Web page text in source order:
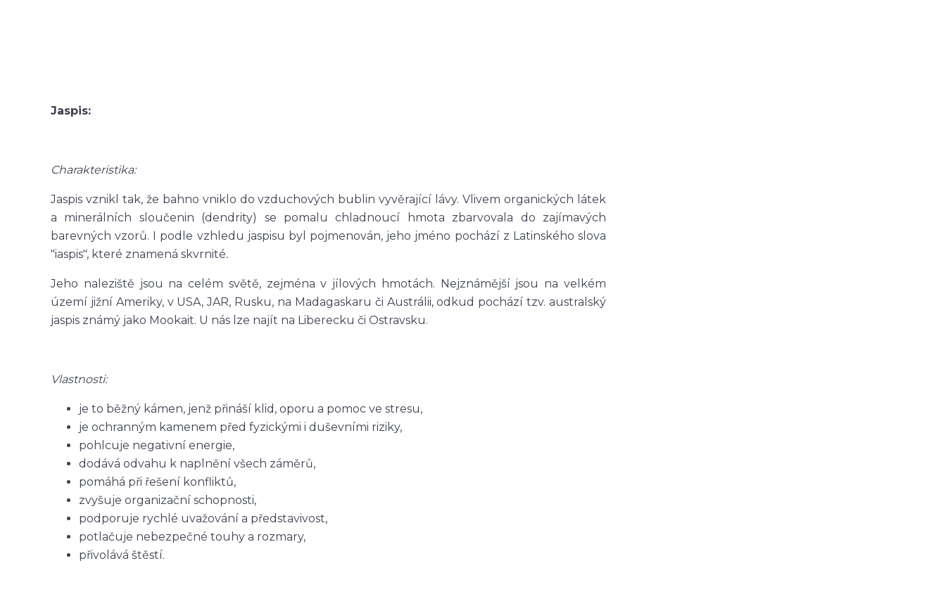
Jaspis:
Charakteristika:
Jaspis vznikl tak, že bahno vniklo do vzduchových bublin vyvěrající lávy. Vlivem organických látek
a minerálních sloučenin (dendrity) se pomalu chladnoucí hmota zbarvovala do zajímavých
barevných vzorů. I podle vzhledu jaspisu byl pojmenován, jeho jméno pochází z Latinského slova
"iaspis", které znamená skvrnité.
Jeho naleziště jsou na celém světě, zejména v jílových hmotách. Nejznámější jsou na velkém
území jižní Ameriky, v USA, JAR, Rusku, na Madagaskaru či Austrálii, odkud pochází tzv. australský
jaspis známý jako Mookait. U nás lze najít na Liberecku či Ostravsku.
Vlastnosti:
je to běžný kámen, jenž přináší klid, oporu a pomoc ve stresu,
je ochranným kamenem před fyzickými i duševními riziky,
pohlcuje negativní energie,
dodává odvahu k naplnění všech záměrů,
pomáhá při řešení konfliktů,
zvyšuje organizační schopnosti,
podporuje rychlé uvažování a představivost,
potlačuje nebezpečné touhy a rozmary,
přivolává štěstí.